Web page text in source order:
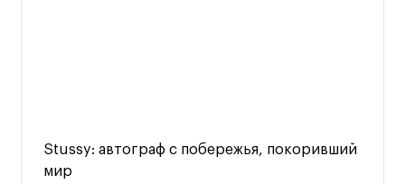
Stussy: автограф с побережья, покоривший
мир